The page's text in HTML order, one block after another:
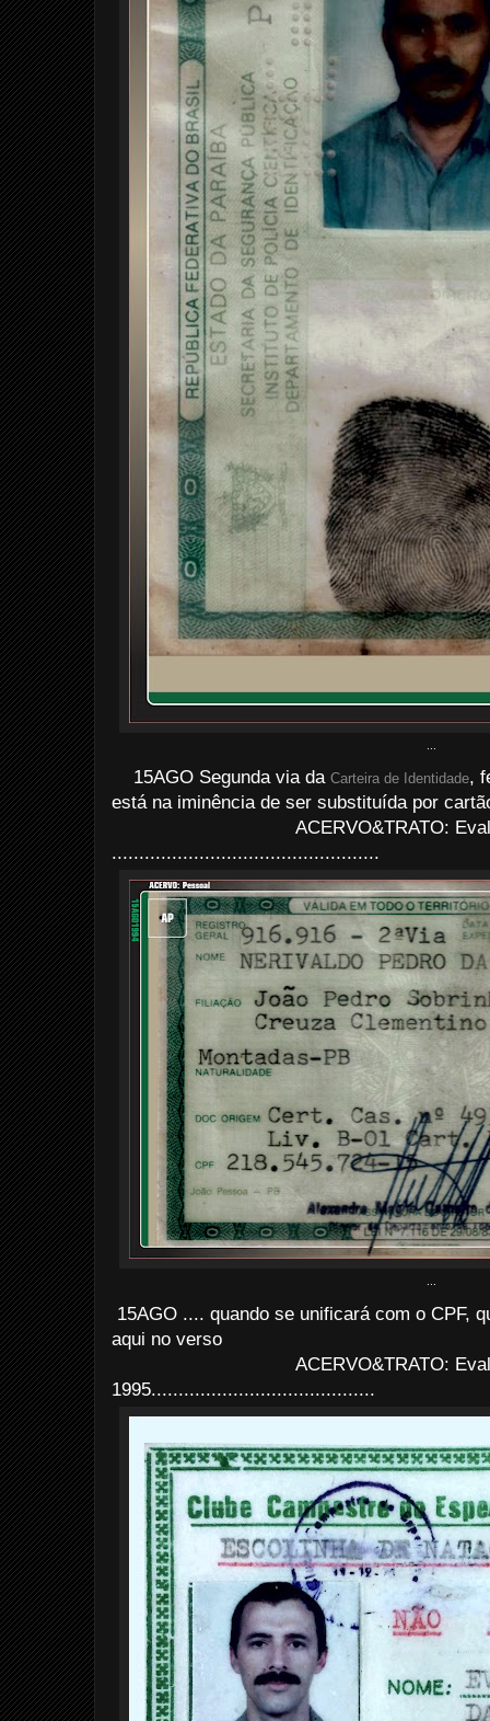
15AGO Segunda via da Carteira de Identidade,
está na iminência de ser substituída por
ACERVO&TRATO:
.................................................
15AGO .... quando se unificará com o CPF,
aqui no verso
ACERVO&TRATO:
1995.........................................